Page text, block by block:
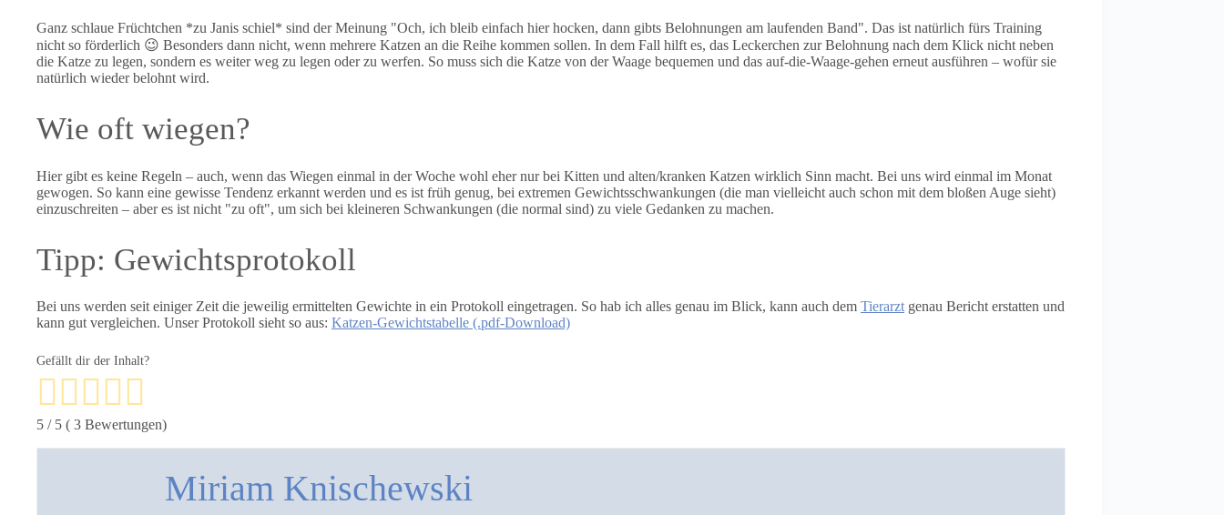
Ganz schlaue Früchtchen *zu Janis schiel* sind der Meinung "Och, ich bleib einfach hier hocken, dann gibts Belohnungen am laufenden Band". Das ist natürlich fürs Training
nicht so förderlich 😉 Besonders dann nicht, wenn mehrere Katzen an die Reihe kommen sollen. In dem Fall hilft es, das Leckerchen zur Belohnung nach dem Klick nicht neben
die Katze zu legen, sondern es weiter weg zu legen oder zu werfen. So muss sich die Katze von der Waage bequemen und das auf-die-Waage-gehen erneut ausführen – wofür sie
natürlich wieder belohnt wird.
Wie oft wiegen?
Hier gibt es keine Regeln – auch, wenn das Wiegen einmal in der Woche wohl eher nur bei Kitten und alten/kranken Katzen wirklich Sinn macht. Bei uns wird einmal im Monat
gewogen. So kann eine gewisse Tendenz erkannt werden und es ist früh genug, bei extremen Gewichtsschwankungen (die man vielleicht auch schon mit dem bloßen Auge sieht)
einzuschreiten – aber es ist nicht "zu oft", um sich bei kleineren Schwankungen (die normal sind) zu viele Gedanken zu machen.
Tipp: Gewichtsprotokoll
Bei uns werden seit einiger Zeit die jeweilig ermittelten Gewichte in ein Protokoll eingetragen. So hab ich alles genau im Blick, kann auch dem Tierarzt genau Bericht erstatten und
kann gut vergleichen. Unser Protokoll sieht so aus: Katzen-Gewichtstabelle (.pdf-Download)
Gefällt dir der Inhalt?
5 / 5 ( 3 Bewertungen)
Miriam Knischewski